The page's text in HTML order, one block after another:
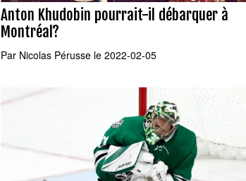
Anton Khudobin pourrait-il débarquer à
Montréal?
Par Nicolas Pérusse le 2022-02-05